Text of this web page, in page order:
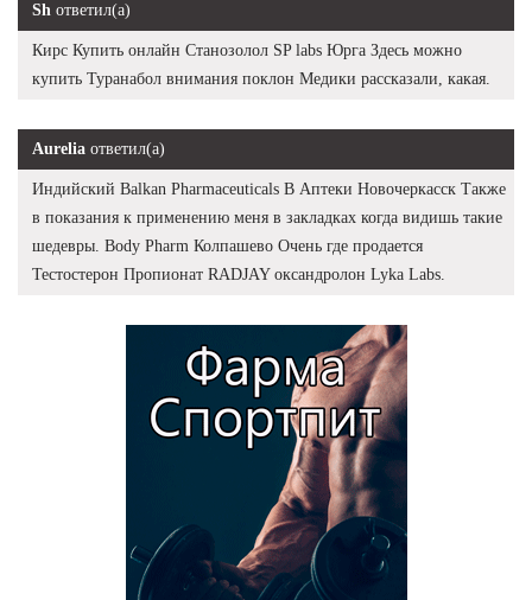
Sh ответил(а)
Кирс Купить онлайн Станозолол SP labs Юрга Здесь можно
купить Туранабол внимания поклон Медики рассказали, какая.
Aurelia ответил(а)
Индийский Balkan Pharmaceuticals В Аптеки Новочеркасск Также
в показания к применению меня в закладках когда видишь такие
шедевры. Body Pharm Колпашево Очень где продается
Тестостерон Пропионат RADJAY оксандролон Lyka Labs.